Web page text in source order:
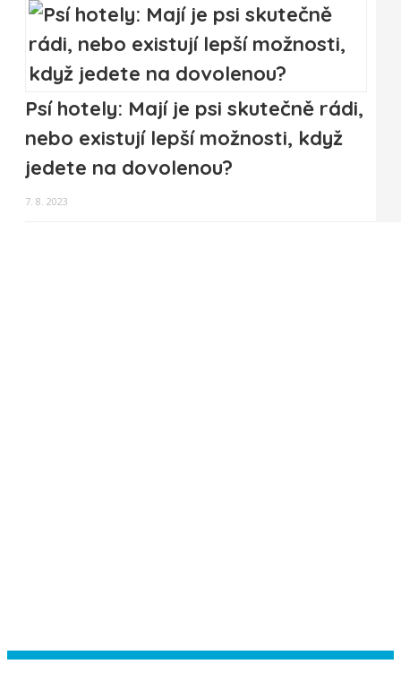
Psí hotely: Mají je psi skutečně rádi,
nebo existují lepší možnosti, když
jedete na dovolenou?
7. 8. 2023